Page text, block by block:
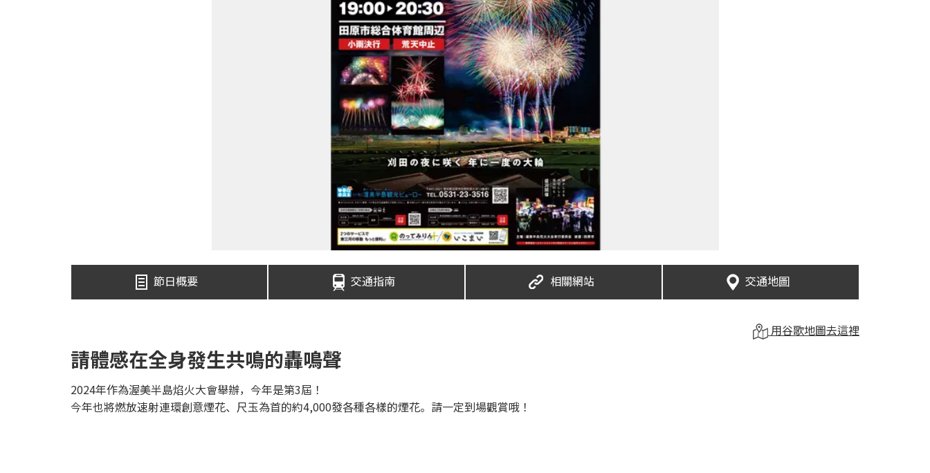
節日概要 交通指南 相關網站 交通地圖
用谷歌地圖去這裡
請體感在全身發生共鳴的轟鳴聲
2024年作為渥美半島焰火大會舉辦，今年是第3屆！
今年也將燃放速射連環創意煙花、尺玉為首的約4,000發各種各樣的煙花。請一定到場觀賞哦！